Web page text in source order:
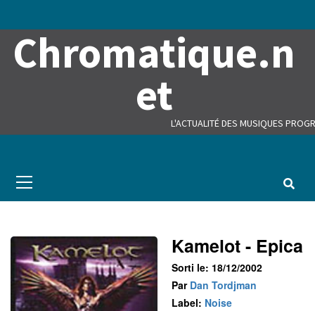
Chromatique.n
et
L'ACTUALITÉ DES MUSIQUES
Menu
Kamelot - Epica
Sorti le: 18/12/2002
Par Dan Tordjman
Label: Noise